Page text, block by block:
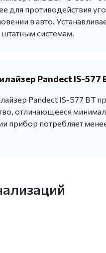
для противодействия
в авто.
системам.
Pandect IS-577
Pandect IS-577 BT
отличающееся
прибор потребляет